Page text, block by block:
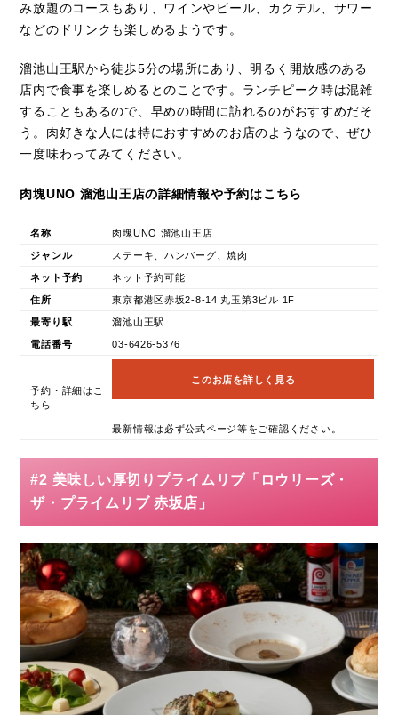
み放題のコースもあり、ワインやビール、カクテル、サワー
などのドリンクも楽しめるようです。
溜池山王駅から徒歩5分の場所にあり、明るく開放感のある
店内で食事を楽しめるとのことです。ランチピーク時は混雑
することもあるので、早めの時間に訪れるのがおすすめだそ
う。肉好きな人には特におすすめのお店のようなので、ぜひ
一度味わってみてください。
肉塊UNO 溜池山王店の詳細情報や予約はこちら
名称 肉塊UNO 溜池山王店
ジャンル ステーキ、ハンバーグ、焼肉
ネット予約 ネット予約可能
住所 東京都港区赤坂2-8-14 丸玉第3ビル 1F
最寄り駅 溜池山王駅
電話番号 03-6426-5376
予約・詳細はこ
ちら
このお店を詳しく見る
最新情報は必ず公式ページ等をご確認ください。
#2 美味しい厚切りプライムリブ「ロウリーズ・
ザ・プライムリブ 赤坂店」